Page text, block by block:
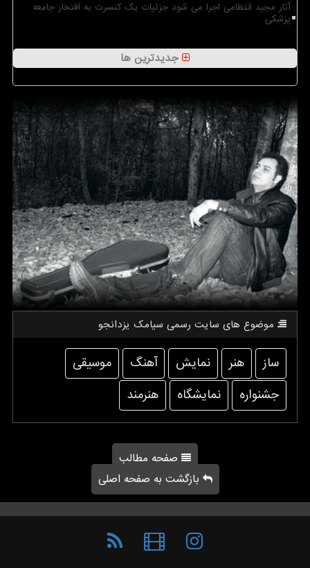
آثار مجید انتظامی اجرا می شود جزئیات یک کنسرت به افتخار جامعه
پزشکی
جدیدترین ها
موضوع های سایت رسمی سیامك یزدانجو
ساز هنر نمایش آهنگ
موسیقی
جشنواره
نمایشگاه هنرمند
صفحه مطالب
بازگشت به صفحه اصلی